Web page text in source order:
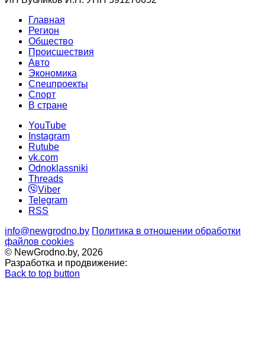
Главная
Регион
Общество
Происшествия
Авто
Экономика
Спецпроекты
Cпорт
В стране
YouTube
Instagram
Rutube
vk.com
Odnoklassniki
Threads
Viber
Telegram
RSS
info@newgrodno.by Политика в отношении обработки
файлов cookies
© NewGrodno.by, 2026
Разработка и продвижение:
Back to top button